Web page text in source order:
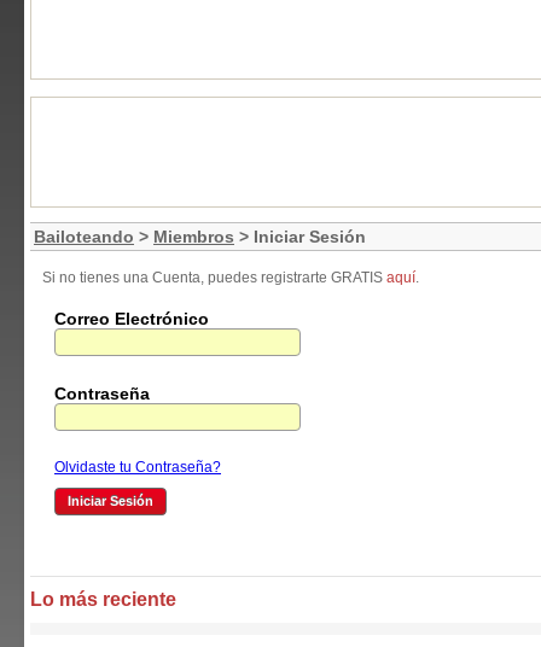
Bailoteando > Miembros > Iniciar Sesión
Si no tienes una Cuenta, puedes registrarte GRATIS aquí.
Correo Electrónico
Contraseña
Olvidaste tu Contraseña?
Lo más reciente